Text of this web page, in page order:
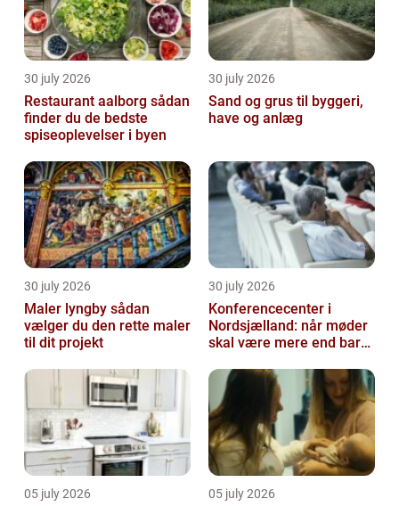
30 july 2026
Restaurant aalborg sådan
finder du de bedste
spiseoplevelser i byen
30 july 2026
Sand og grus til byggeri,
have og anlæg
30 july 2026
Maler lyngby sådan
vælger du den rette maler
til dit projekt
30 july 2026
Konferencecenter i
Nordsjælland: når møder
skal være mere end bare
05 july 2026 05 july 2026